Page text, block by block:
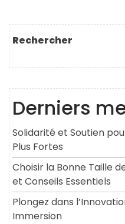
Rechercher
Derniers
Solidarité et Soutien
Plus Fortes
Choisir la Bonne Taille
et Conseils Essentiels
Plongez dans
Immersion